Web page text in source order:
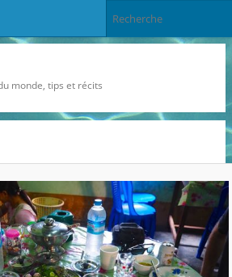
monde, tips et récits